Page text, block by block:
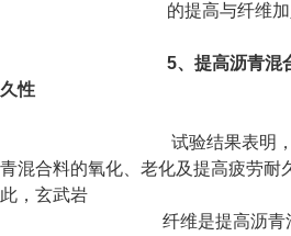
的提高与纤维加入量成
5、提高沥青混
久性
试验结果表明
青混合料的氧化、老化及提高疲劳耐
此，玄武岩
纤维是提高沥青混合料